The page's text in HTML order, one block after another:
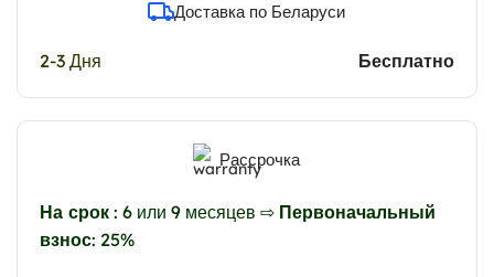
Доставка по Беларуси
2-3 Дня Бесплатно
Рассрочка
На срок : 6 или 9 месяцев ⇨ Первоначальный
взнос: 25%